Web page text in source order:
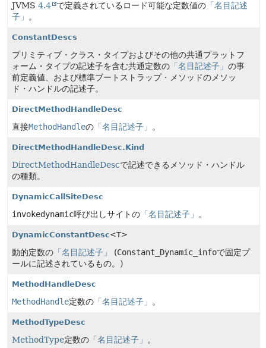
JVMS 4.4 で定義されているロード可能な定数値の 「名目記述
子」
。
ConstantDescs
プリミティブ・クラス・タイプおよびその他の共通プラットフ
ォーム・タイプの記述子を含む共通定数の 「名目記述子」 の事
前定義値、および標準ブートストラップ・メソッドのメソッ
ド・ハンドルの記述子。
DirectMethodHandleDesc
直接MethodHandleの 「名目記述子」 。
DirectMethodHandleDesc.Kind
DirectMethodHandleDescで記述できるメソッド・ハンドル
の種類。
DynamicCallSiteDesc
invokedynamic呼び出しサイトの 「名目記述子」 。
DynamicConstantDesc<T>
動的定数の 「名目記述子」 (Constant_Dynamic_infoで固定プ
ールに記述されているもの。)
MethodHandleDesc
MethodHandle定数の 「名目記述子」 。
MethodTypeDesc
MethodType定数の 「名目記述子」 。